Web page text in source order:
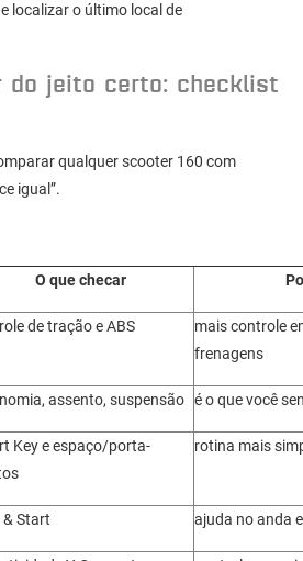
localizar o último local de
do jeito certo: checklist
qualquer scooter 160 com
igual”.
O que checar
de tração e ABS
mais controle
frenagens
assento, suspensão é o que você
Key e espaço/porta-
rotina mais
& Start ajuda no anda